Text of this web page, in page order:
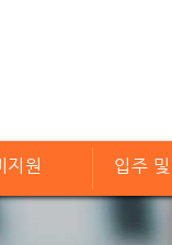
지원 입주